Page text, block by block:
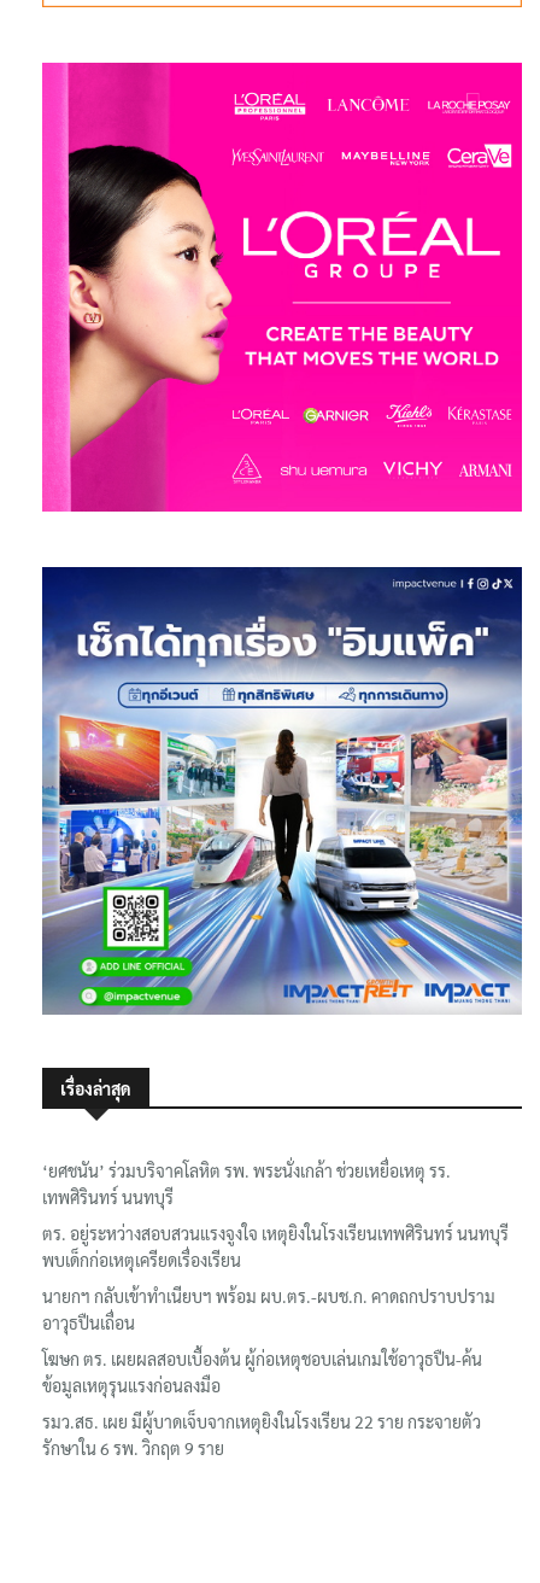
เรื่องล่าสุด
‘ยศชนัน’ ร่วมบริจาคโลหิต รพ. พระนั่งเกล้า ช่วยเหยื่อเหตุ รร.
เทพศิรินทร์ นนทบุรี
ตร. อยู่ระหว่างสอบสวนแรงจูงใจ เหตุยิงในโรงเรียนเทพศิรินทร์ นนทบุรี
พบเด็กก่อเหตุเครียดเรื่องเรียน
นายกฯ กลับเข้าทำเนียบฯ พร้อม ผบ.ตร.-ผบช.ก. คาดถกปราบปราม
อาวุธปืนเถื่อน
โฆษก ตร. เผยผลสอบเบื้องต้น ผู้ก่อเหตุชอบเล่นเกมใช้อาวุธปืน-ค้น
ข้อมูลเหตุรุนแรงก่อนลงมือ
รมว.สธ. เผย มีผู้บาดเจ็บจากเหตุยิงในโรงเรียน 22 ราย กระจายตัว
รักษาใน 6 รพ. วิกฤต 9 ราย